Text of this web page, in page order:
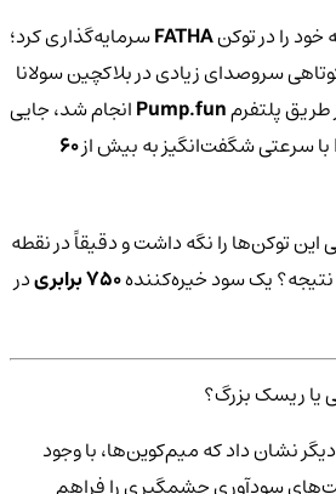
را در توکنFATHAسرمایه‌گذاری کرد؛
سروصدای زیادی در بلاکچین سولانا
طریق پلتفرمPump.funانجام شد، جایی
۶۰
توکن‌ها را نگه داشت و دقیقاً در نقطه
یک سود خیره‌کننده۷۵۰ برابری
در
ریسک بزرگ؟
نشان داد که میم‌کوین‌ها، با وجود